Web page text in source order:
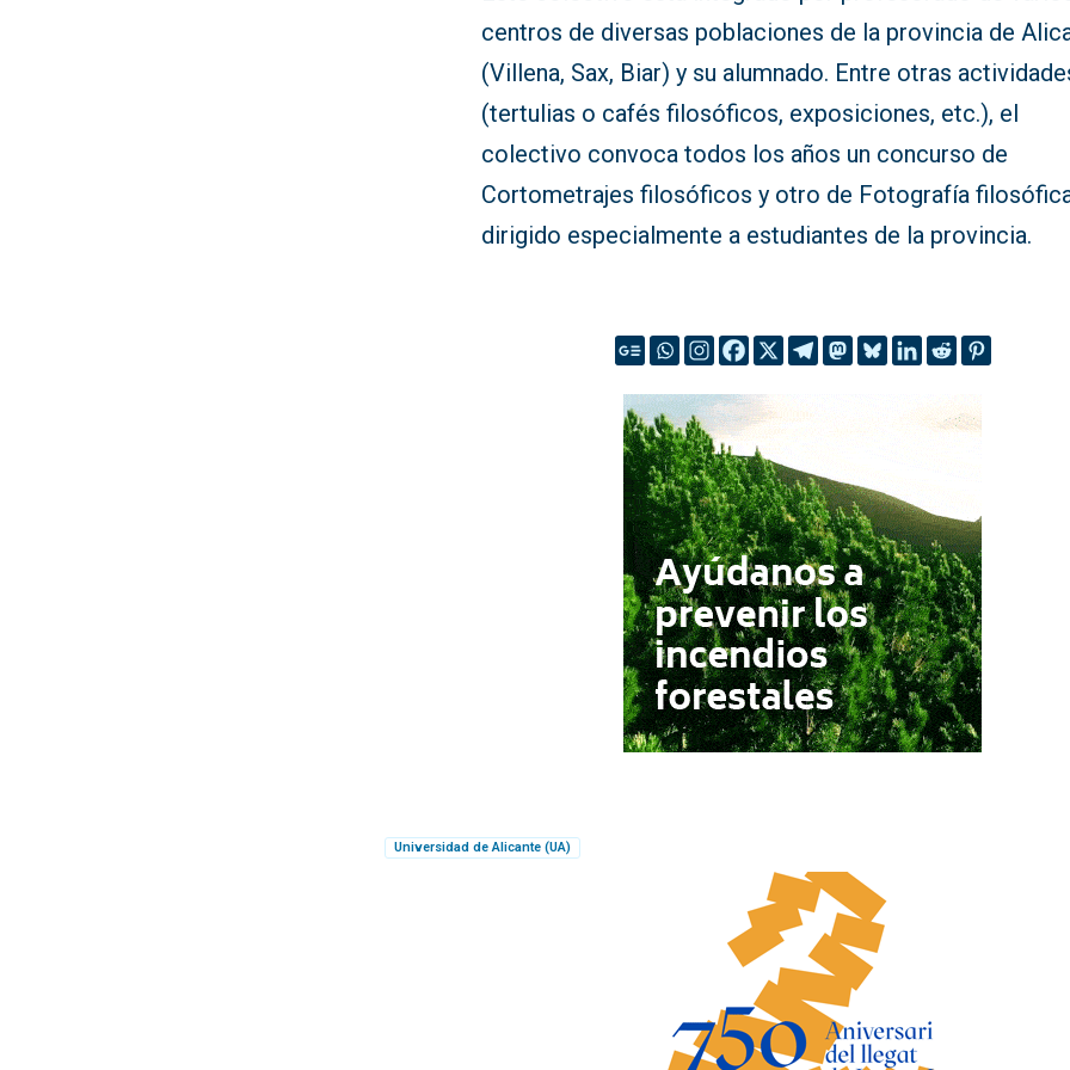
centros de diversas poblaciones de la provincia de
(Villena, Sax, Biar) y su alumnado. Entre otras
(tertulias o cafés filosóficos, exposiciones, etc.), el
colectivo convoca todos los años un concurso de
Cortometrajes filosóficos y otro de Fotografía
dirigido especialmente a estudiantes de la provincia.
Universidad de Alicante (UA)